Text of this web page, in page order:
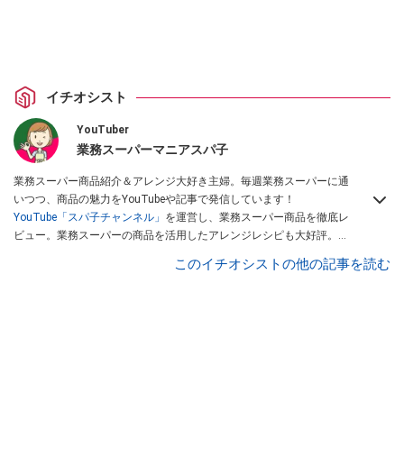
イチオシスト
YouTuber
業務スーパーマニアスパ子
業務スーパー商品紹介＆アレンジ大好き主婦。毎週業務スーパーに通
いつつ、商品の魅力をYouTubeや記事で発信しています！
YouTube「スパ子チャンネル」 を運営し、業務スーパー商品を徹底レ
ビュー。業務スーパーの商品を活用したアレンジレシピも大好評。時
このイチオシストの他の記事を読む